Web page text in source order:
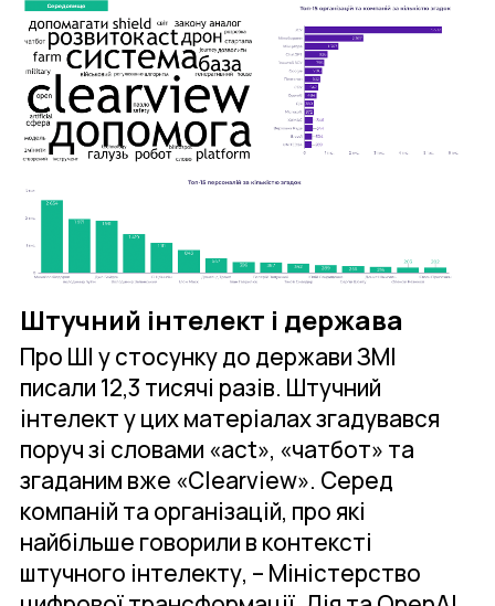
Штучний інтелект і держава
Про ШІ у стосунку до держави ЗМІ
писали 12,3 тисячі разів. Штучний
інтелект у цих матеріалах згадувався
поруч зі словами «act», «чатбот» та
згаданим вже «Сlearview». Серед
компаній та організацій, про які
найбільше говорили в контексті
штучного інтелекту, – Міністерство